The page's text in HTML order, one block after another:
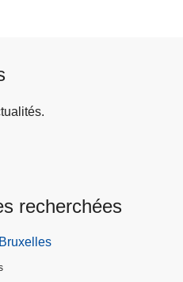
recherchées